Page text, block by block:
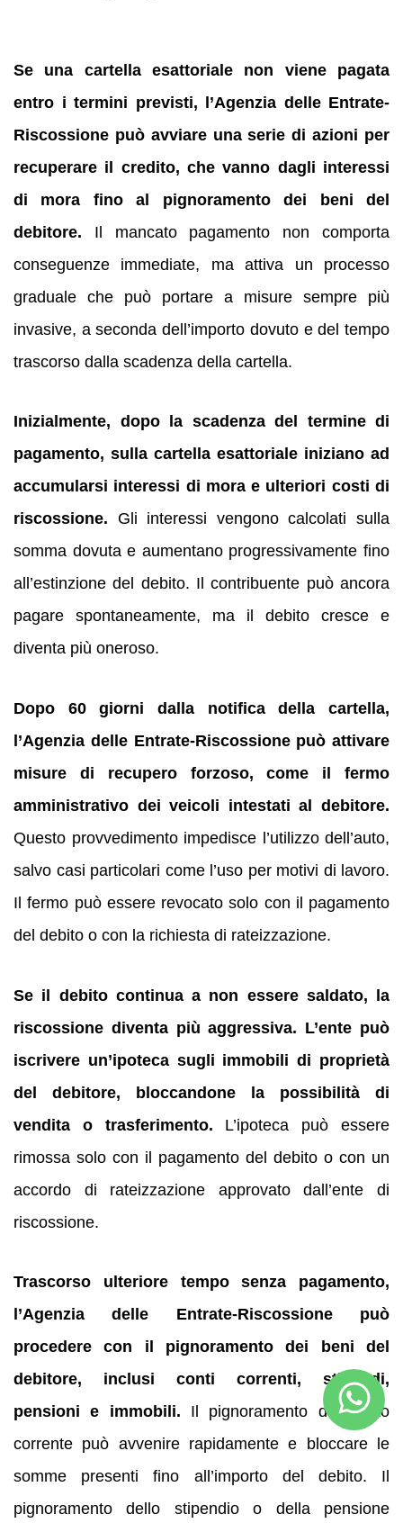
Se una cartella esattoriale non viene pagata
entro i termini previsti, l’Agenzia delle Entrate-
Riscossione può avviare una serie di azioni per
recuperare il credito, che vanno dagli interessi
di mora fino al pignoramento dei beni del
debitore. Il mancato pagamento non comporta
conseguenze immediate, ma attiva un processo
graduale che può portare a misure sempre più
invasive, a seconda dell’importo dovuto e del tempo
trascorso dalla scadenza della cartella.
Inizialmente, dopo la scadenza del termine di
pagamento, sulla cartella esattoriale iniziano ad
accumularsi interessi di mora e ulteriori costi di
riscossione. Gli interessi vengono calcolati sulla
somma dovuta e aumentano progressivamente fino
all’estinzione del debito. Il contribuente può ancora
pagare spontaneamente, ma il debito cresce e
diventa più oneroso.
Dopo 60 giorni dalla notifica della cartella,
l’Agenzia delle Entrate-Riscossione può attivare
misure di recupero forzoso, come il fermo
amministrativo dei veicoli intestati al debitore.
Questo provvedimento impedisce l’utilizzo dell’auto,
salvo casi particolari come l’uso per motivi di lavoro.
Il fermo può essere revocato solo con il pagamento
del debito o con la richiesta di rateizzazione.
Se il debito continua a non essere saldato, la
riscossione diventa più aggressiva. L’ente può
iscrivere un’ipoteca sugli immobili di proprietà
del debitore, bloccandone la possibilità di
vendita o trasferimento. L’ipoteca può essere
rimossa solo con il pagamento del debito o con un
accordo di rateizzazione approvato dall’ente di
riscossione.
Trascorso ulteriore tempo senza pagamento,
l’Agenzia delle Entrate-Riscossione può
procedere con il pignoramento dei beni del
debitore, inclusi conti correnti, stipendi,
pensioni e immobili. Il pignoramento del conto
corrente può avvenire rapidamente e bloccare le
somme presenti fino all’importo del debito. Il
pignoramento dello stipendio o della pensione